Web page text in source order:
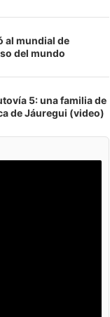
al mundial de
del mundo
5: una familia de
de Jáuregui (video)